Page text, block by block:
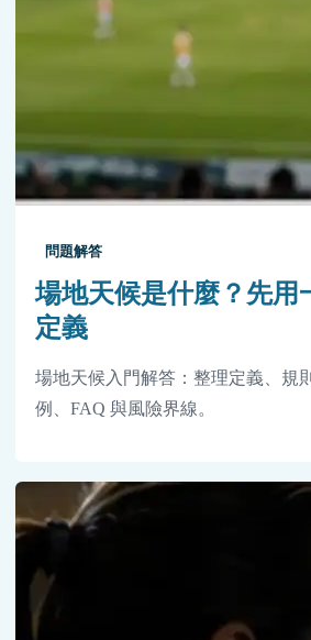
問題解答
場地天候是什麼？先用
定義
場地天候入門解答：整理定義、規
例、FAQ 與風險界線。